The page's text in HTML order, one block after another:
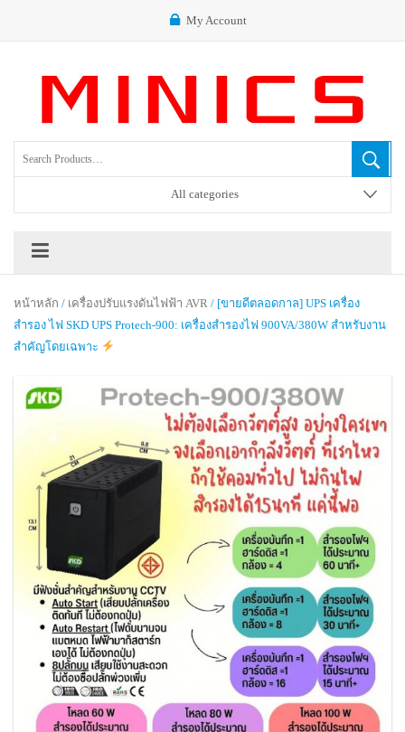
My Account
All categories
หน้าหลัก / เครื่องปรับแรงดันไฟฟ้า AVR / [ขายดีตลอดกาล] UPS เครื่อง
สำรอง ไฟ SKD UPS Protech-900: เครื่องสำรองไฟ 900VA/380W สำหรับงาน
สำคัญโดยเฉพาะ